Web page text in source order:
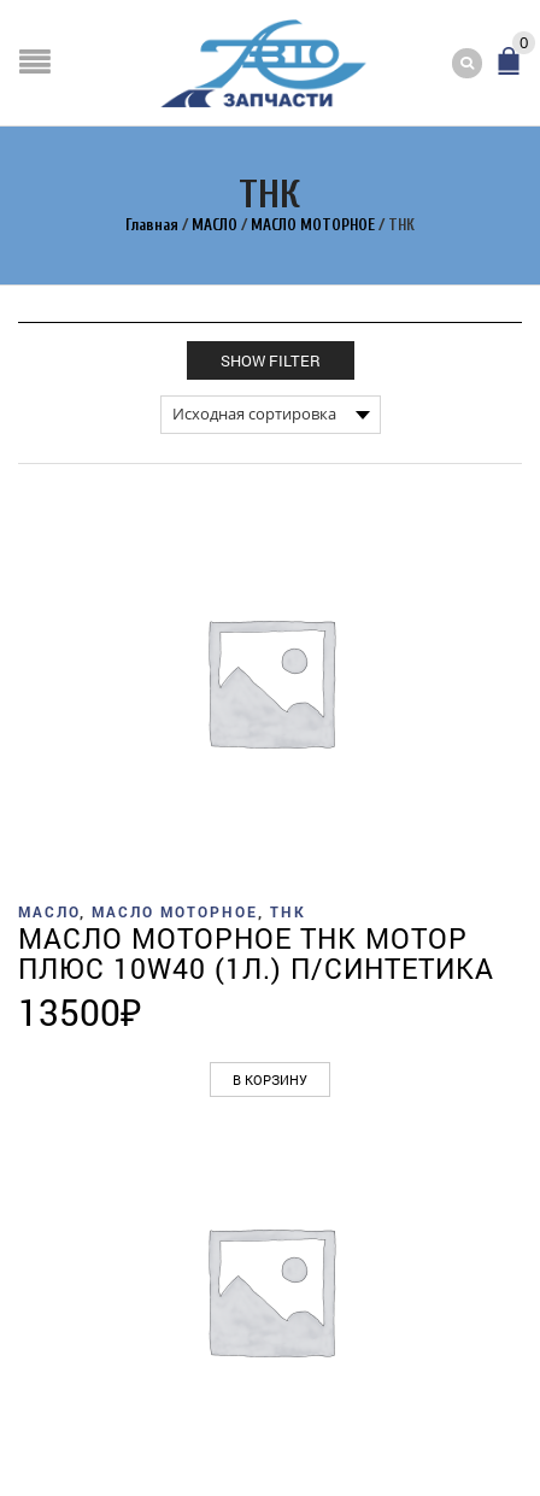
0
ТНК
Главная / МАСЛО / МАСЛО МОТОРНОЕ / ТНК
SHOW FILTER
МАСЛО МАСЛО МОТОРНОЕ ТНК
МАСЛО МОТОРНОЕ ТНК МОТОР
ПЛЮС 10W40 (1Л.) П/СИНТЕТИКА
13500₽
В КОРЗИНУ